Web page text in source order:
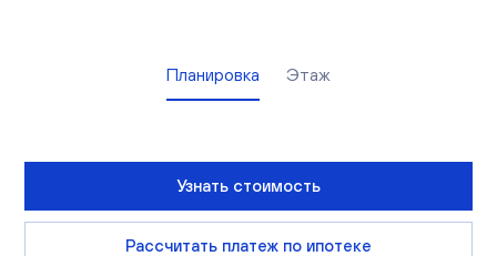
Планировка Этаж
Узнать стоимость
Рассчитать платеж по ипотеке